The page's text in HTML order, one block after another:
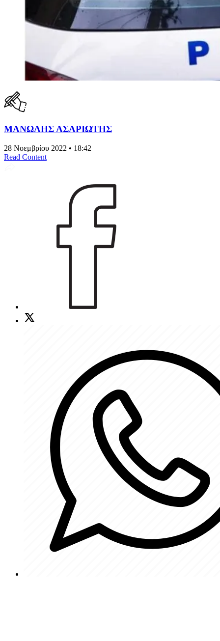
ΜΑΝΩΛΗΣ ΑΣΑΡΙΩΤΗΣ
28 Νοεμβρίου 2022 • 18:42
Read Content